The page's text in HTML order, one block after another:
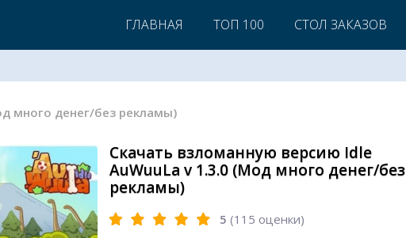
ГЛАВНАЯ ТОП 100 СТОЛ ЗАКАЗОВ
много денег/без рекламы)
Скачать взломанную версию Idle
AuWuuLa v 1.3.0 (Мод много денег/без
рекламы)
5 (115 оценки)